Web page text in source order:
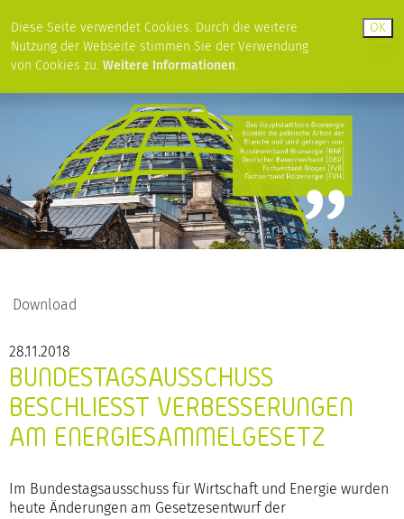
Diese Seite verwendet Cookies. Durch die weitere
Nutzung der Webseite stimmen Sie der Verwendung
von Cookies zu. Weitere Informationen.
Download
28.11.2018
BUNDESTAGSAUSSCHUSS
BESCHLIESST VERBESSERUNGEN A
M ENERGIESAMMELGESETZ
Im Bundestagsausschuss für Wirtschaft und Energie wurden
heute Änderungen am Gesetzesentwurf der